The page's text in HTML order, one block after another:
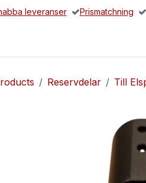
leveranser Prismatchning
Reservdelar Till